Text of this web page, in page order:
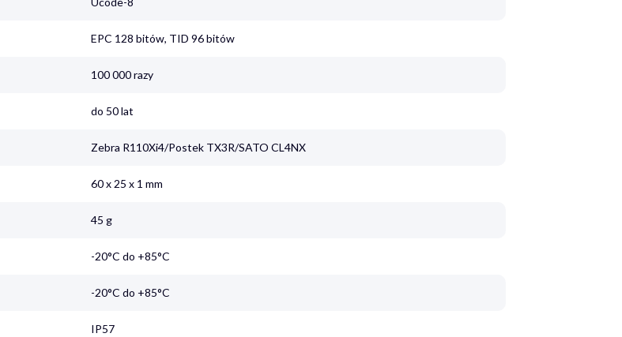
EPC 128 bitów, TID 96 bitów
100 000 razy
do 50 lat
Zebra R110Xi4/Postek TX3R/SATO CL4NX
60 x 25 x 1 mm
45 g
-20°C do +85°C
-20°C do +85°C
IP57